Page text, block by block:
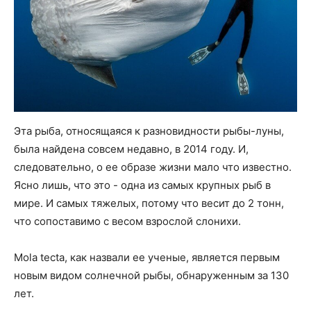
Эта рыба, относящаяся к разновидности рыбы-луны,
была найдена совсем недавно, в 2014 году. И,
следовательно, о ее образе жизни мало что известно.
Ясно лишь, что это - одна из самых крупных рыб в
мире. И самых тяжелых, потому что весит до 2 тонн,
что сопоставимо с весом взрослой слонихи.
Mola tecta, как назвали ее ученые, является первым
новым видом солнечной рыбы, обнаруженным за 130
лет.